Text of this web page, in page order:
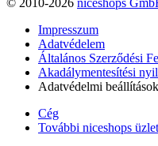
Impresszum
Adatvédelem
Általános Szerződési
Akadálymentesítési
Adatvédelmi beállítások
Cég
További niceshops